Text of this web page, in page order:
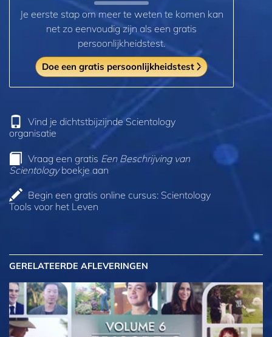
Je eerste stap om meer te weten te komen kan
net zo eenvoudig zijn als een gratis
persoonlijkheidstest.
Doe een gratis persoonlijkheidstest
Vind je dichtstbijzijnde Scientology
organisatie
Vraag een gratis Een Beschrijving van
Scientologyboekje aan
Begin een gratis online cursus: Scientology
Tools voor het Leven
GERELATEERDE AFLEVERINGEN